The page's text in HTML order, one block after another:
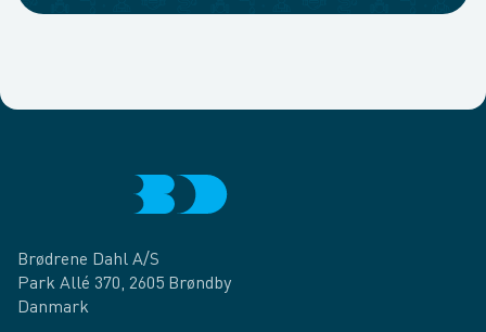
Brødrene Dahl A/S
Park Allé 370, 2605 Brøndby
Danmark